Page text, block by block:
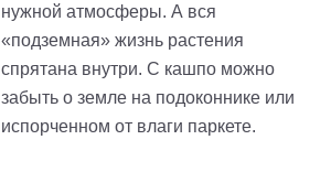
нужной атмосферы. А вся
«подземная» жизнь растения
спрятана внутри. С кашпо можно
забыть о земле на подоконнике или
испорченном от влаги паркете.